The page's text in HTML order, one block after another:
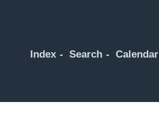
Index Search Calendar